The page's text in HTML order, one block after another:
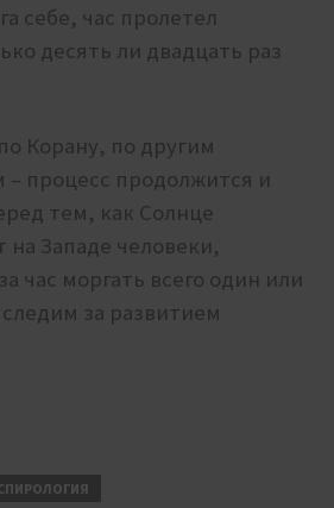
себе, час пролетел
десять ли двадцать раз
Корану, по другим
процесс продолжится и
тем, как Солнце
Западе человеки,
час моргать всего один или
за развитием